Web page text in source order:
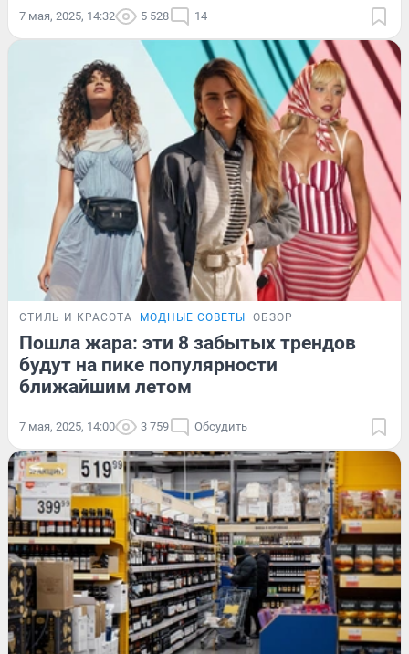
7 мая, 2025, 14:32 5 528 14
СТИЛЬ И КРАСОТА МОДНЫЕ СОВЕТЫ ОБЗОР
Пошла жара: эти 8 забытых трендов
будут на пике популярности
ближайшим летом
7 мая, 2025, 14:00 3 759 Обсудить